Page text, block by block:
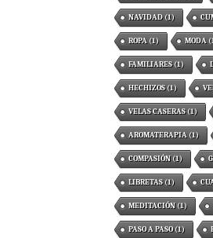
NAVIDAD(1)
ROPA(1) MODA
FAMILIARES(1)
HECHIZOS(1)
VELAS CASERAS(1)
AROMATERAPIA(1)
COMPASIÓN(1)
LIBRETAS(1)
MEDITACIÓN(1)
PASO A PASO(1)